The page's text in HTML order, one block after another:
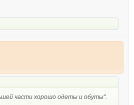
части хорошо одеты и обуты".